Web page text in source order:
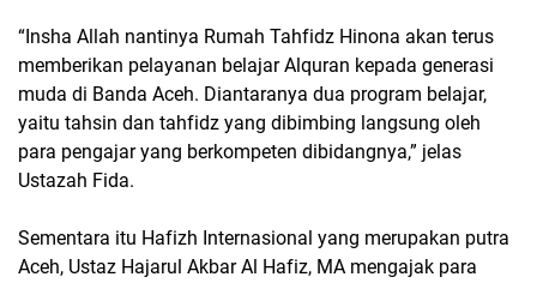
“Insha Allah nantinya Rumah Tahfidz Hinona akan terus
memberikan pelayanan belajar Alquran kepada generasi
muda di Banda Aceh. Diantaranya dua program belajar,
yaitu tahsin dan tahfidz yang dibimbing langsung oleh
para pengajar yang berkompeten dibidangnya,” jelas
Ustazah Fida.
Sementara itu Hafizh Internasional yang merupakan putra
Aceh, Ustaz Hajarul Akbar Al Hafiz, MA mengajak para